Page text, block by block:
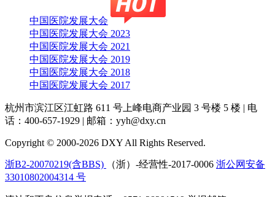
中国医院发展大会
中国医院发展大会 2023
中国医院发展大会 2021
中国医院发展大会 2019
中国医院发展大会 2018
中国医院发展大会 2017
杭州市滨江区江虹路 611 号上峰电商产业园 3 号楼 5 楼 | 电
话：400-657-1929 | 邮箱：yyh@dxy.cn
Copyright © 2000-2026 DXY All Rights Reserved.
浙B2-20070219(含BBS) （浙）-经营性-2017-0006 浙公网安备
33010802004314 号